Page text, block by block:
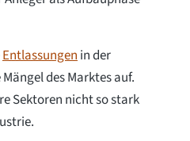
Entlassungen in der
des Marktes auf.
Sektoren nicht so stark